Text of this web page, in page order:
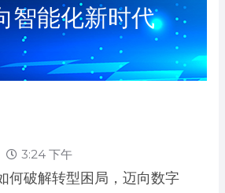
智能化新时代
3:24 下午
何破解转型困局，迈向数字